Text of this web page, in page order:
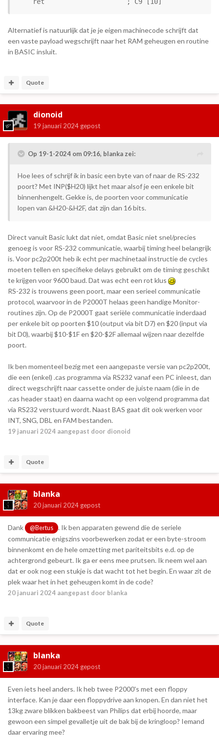
Alternatief is natuurlijk dat je je eigen machinecode schrijft dat
een vaste payload wegschrijft naar het RAM geheugen en routine
in BASIC insluit.
Quote
dionoid
19 januari 2024 gepost
Op 19-1-2024 om 09:16, blanka zei:
Hoe lees of schrijf ik in basic een byte van of naar de RS-232
poort? Met INP($H20) lijkt het maar alsof je een enkele bit
binnenhengelt. Gekke is, de poorten voor communicatie
lopen van &H20-&H2F, dat zijn dan 16 bits.
Direct vanuit Basic lukt dat niet, omdat Basic niet snel/precies
genoeg is voor RS-232 communicatie, waarbij timing heel belangrijk
is. Voor pc2p200t heb ik echt per machinetaal instructie de cycles
moeten tellen en specifieke delays gebruikt om de timing geschikt
te krijgen voor 9600 baud. Dat was echt een rot klus
RS-232 is trouwens geen poort, maar een serieel communicatie
protocol, waarvoor in de P2000T helaas geen handige Monitor-
routines zijn. Op de P2000T gaat seriële communicatie inderdaad
per enkele bit op poorten $10 (output via bit D7) en $20 (input via
bit D0), waarbij $10-$1F en $20-$2F allemaal wijzen naar dezelfde
poort.
Ik ben momenteel bezig met een aangepaste versie van pc2p200t,
die een (enkel) .cas programma via RS232 vanaf een PC inleest, dan
direct wegschrijft naar cassette onder de juiste naam (die in de
.cas header staat) en daarna wacht op een volgend programma dat
via RS232 verstuurd wordt. Naast BAS gaat dit ook werken voor
INT, SNG, DBL en FAM bestanden.
19 januari 2024 aangepast door dionoid
Quote
blanka
20 januari 2024 gepost
Dank @Bertus
. Ik ben apparaten gewend die de seriele
communicatie enigszins voorbewerken zodat er een byte-stroom
binnenkomt en de hele omzetting met pariteitsbits e.d. op de
achtergrond gebeurt. Ik ga er eens mee prutsen. Ik neem wel aan
dat er ook nog een stukje is dat wacht tot het begin. En waar zit de
plek waar het in het geheugen komt in de code?
20 januari 2024 aangepast door blanka
Quote
blanka
20 januari 2024 gepost
Even iets heel anders. Ik heb twee P2000's met een floppy
interface. Kan je daar een floppydrive aan knopen. En dan niet het
13kg zware blikken bakbeest van Philips dat erbij hoorde, maar
gewoon een simpel gevalletje uit de bak bij de kringloop? Iemand
daar ervaring mee?